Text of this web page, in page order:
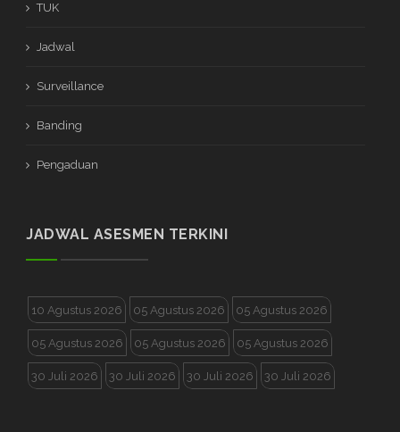
TUK
Jadwal
Surveillance
Banding
Pengaduan
JADWAL ASESMEN TERKINI
10 Agustus 2026 05 Agustus 2026 05 Agustus 2026
05 Agustus 2026 05 Agustus 2026 05 Agustus 2026
30 Juli 2026 30 Juli 2026 30 Juli 2026 30 Juli 2026